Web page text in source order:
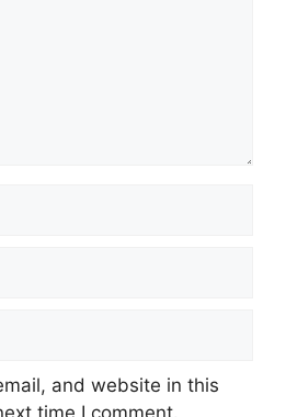
and website in this
time I comment.